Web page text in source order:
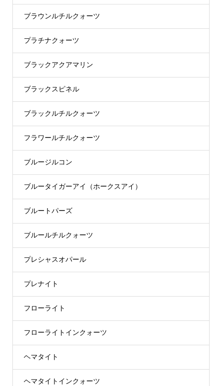
ブラウンルチルクォーツ
プラチナクォーツ
ブラックアクアマリン
ブラックスピネル
ブラックルチルクォーツ
フラワールチルクォーツ
ブルージルコン
ブルータイガーアイ（ホークスアイ）
ブルートパーズ
ブルールチルクォーツ
プレシャスオパール
プレナイト
フローライト
フローライトインクォーツ
ヘマタイト
ヘマタイトインクォーツ